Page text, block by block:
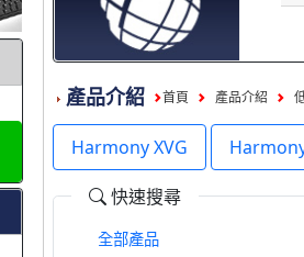
產品介紹 首頁 產品介紹
Harmony XVG
快速搜尋
全部產品